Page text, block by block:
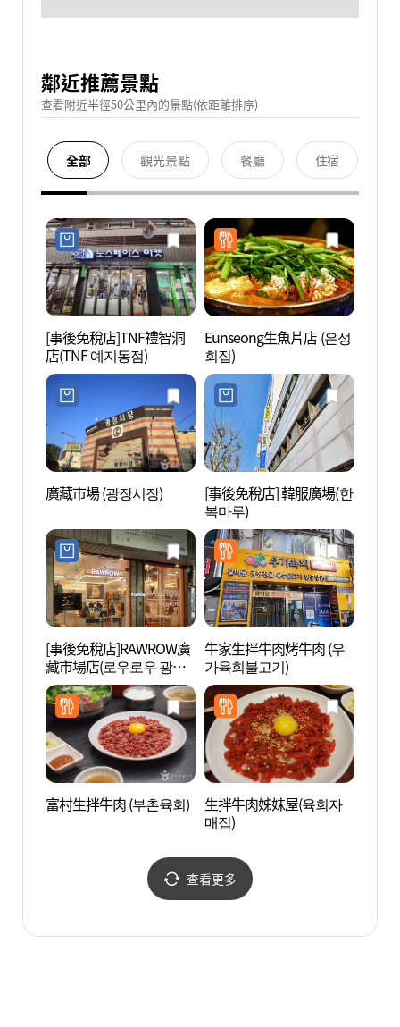
鄰近推薦景點
查看附近半徑50公里內的景點(依距離排序)
全部 觀光景點 餐廳 住宿
[事後免稅店]TNF禮智洞
店(TNF 예지동점)
Eunseong生魚片店 (은성
회집)
廣藏市場 (광장시장)
[事後免稅店] 韓服廣場(한
복마루)
[事後免稅店]RAWROW廣
藏市場店(로우로우 광장
시장점)
牛家生拌牛肉烤牛肉 (우
가육회불고기)
富村生拌牛肉 (부촌육회)
生拌牛肉姊妹屋(육회자
매집)
查看更多